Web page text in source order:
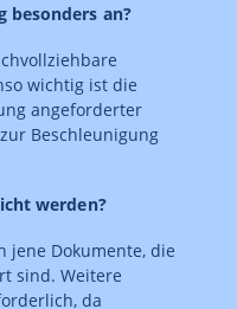
besonders an?
wichtig ist die
angeforderter
Beschleunigung
werden?
jene Dokumente, die
sind. Weitere
da